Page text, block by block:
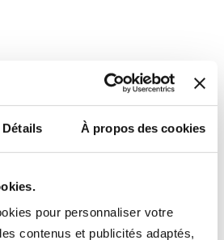
Détails À propos des cookies
pour personnaliser votre
contenus et publicités adaptés,